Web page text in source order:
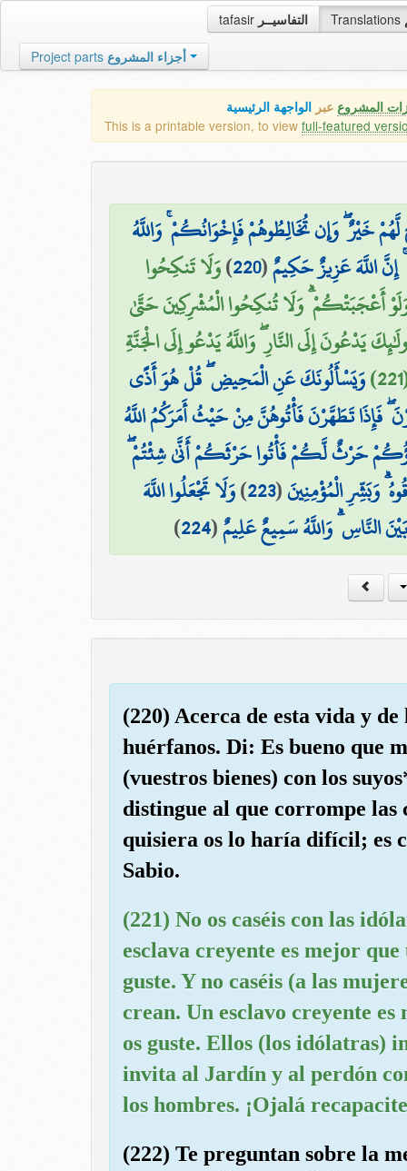
tafasir التفاسيــر Translations
Project parts أجزاء المشروع
المشروع عبر الواجهة الرئيسية
This is a printable version, to view full-featured
خَيْرٌ ۖ وَإِن تُخَالِطُوهُمْ فَإِخْوَانُكُمْ ۚ وَاللَّهُ
اللَّهَ عَزِيزٌ حَكِيمٌ(
220
)وَلَا تَنكِحُوا
أَعْجَبَتْكُمْ ۗ وَلَا تُنكِحُوا الْمُشْرِكِينَ حَتَّىٰ
إِلَى النَّارِ ۖ وَاللَّهُ يَدْعُو إِلَى الْجَنَّةِ
وَيَسْأَلُونَكَ عَنِ الْمَحِيضِ ۖ قُلْ هُوَ أَذًى
فَإِذَا تَطَهَّرْنَ فَأْتُوهُنَّ مِنْ حَيْثُ أَمَرَكُمُ اللَّهُ
حَرْثٌ لَّكُمْ فَأْتُوا حَرْثَكُمْ أَنَّىٰ شِئْتُمْ
وَبَشِّرِ الْمُؤْمِنِينَ(
223
)وَلَا تَجْعَلُوا اللَّهَ
النَّاسِ ۗ وَاللَّهُ سَمِيعٌ عَلِيمٌ(
224
)
(220) Acerca de esta vida y
huérfanos. Di: Es bueno que
(vuestros bienes) con los
distingue al que corrompe las
quisiera os lo haría difícil; es
Sabio.
(221) No os caséis con las
esclava creyente es mejor
guste. Y no caséis (a las
crean. Un esclavo creyente
os guste. Ellos (los idólatras)
invita al Jardín y al perdón
los hombres. ¡Ojalá
(222) Te preguntan sobre la